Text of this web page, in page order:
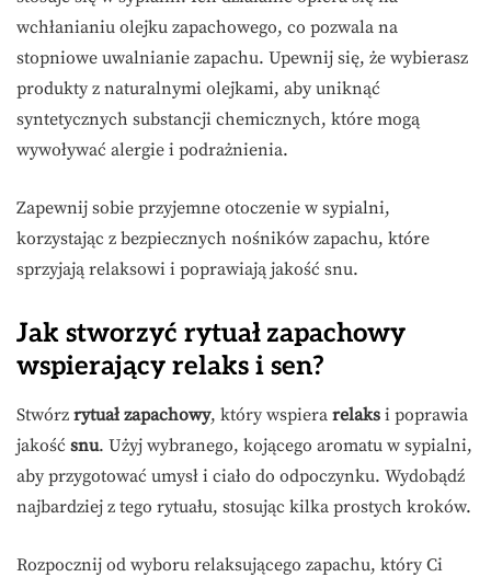
wchłanianiu olejku zapachowego, co pozwala na
stopniowe uwalnianie zapachu. Upewnij się, że wybierasz
produkty z naturalnymi olejkami, aby uniknąć
syntetycznych substancji chemicznych, które mogą
wywoływać alergie i podrażnienia.
Zapewnij sobie przyjemne otoczenie w sypialni,
korzystając z bezpiecznych nośników zapachu, które
sprzyjają relaksowi i poprawiają jakość snu.
Jak stworzyć rytuał zapachowy
wspierający relaks i sen?
Stwórz rytuał zapachowy, który wspiera relaks i poprawia
jakość snu. Użyj wybranego, kojącego aromatu w sypialni,
aby przygotować umysł i ciało do odpoczynku. Wydobądź
najbardziej z tego rytuału, stosując kilka prostych kroków.
Rozpocznij od wyboru relaksującego zapachu, który Ci